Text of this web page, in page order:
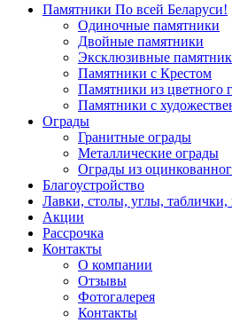
Памятники По всей Беларуси!
Одиночные памятники
Двойные памятники
Эксклюзивные
Памятники с Крестом
Памятники из цветного
Памятники с
Ограды
Гранитные ограды
Металлические ограды
Ограды из
Благоустройство
Лавки, столы, углы,
Акции
Рассрочка
Контакты
О компании
Отзывы
Фотогалерея
Контакты